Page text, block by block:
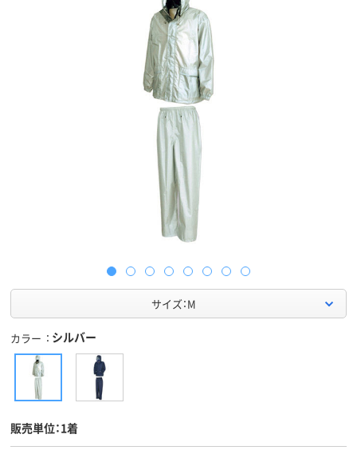
サイズ：M
カラー シルバー
販売単位：1着